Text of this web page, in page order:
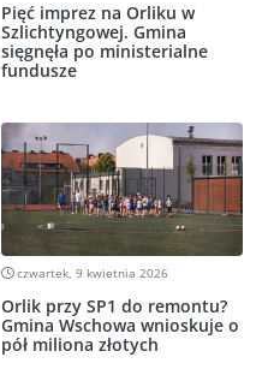
Pięć imprez na Orliku w
Szlichtyngowej. Gmina
sięgnęła po ministerialne
fundusze
czwartek, 9 kwietnia 2026
Orlik przy SP1 do remontu?
Gmina Wschowa wnioskuje o
pół miliona złotych